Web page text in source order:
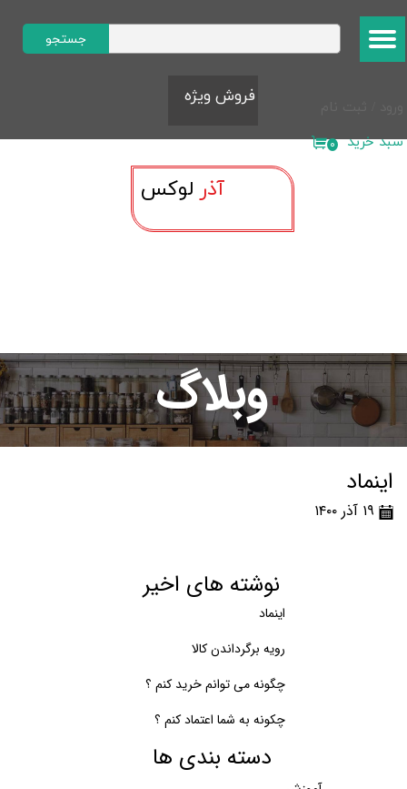
حساب کاربری من
خروج از حساب کاربری
جستجو
​​​فروش ویژه​​​​​​​
۰ سبد خرید
آذر لوک​​​​​​​س
وبلاگ
اینماد
۱۹ آذر ۱۴۰۰
نوشته های اخیر
اینماد
رویه برگرداندن کالا
چگونه می توانم خرید کنم ؟
چکونه به شما اعتماد کنم ؟
دسته بندی ها